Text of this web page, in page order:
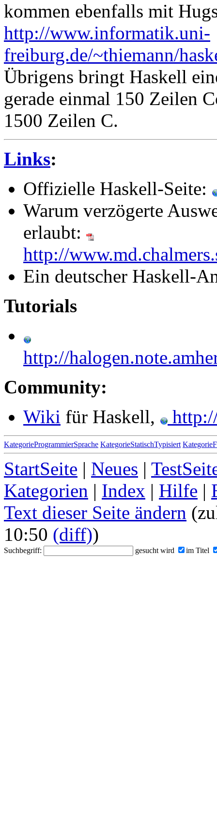
kommen ebenfalls mit
http://www.informatik.uni-
freiburg.de/~thiemann/
Übrigens bringt Haskell
gerade einmal 150 Zeilen
1500 Zeilen C.
Links:
Offizielle Haskell-Seite:
Warum verzögerte
erlaubt:
http://
Ein deutscher Haskell-
Tutorials
http://
Community:
Wiki für Haskell,
KategorieProgrammierSprache KategorieStatischTypisiert
StartSeite | Neues |
Kategorien | Index | Hilfe |
Text dieser Seite ändern
10:50 (diff))
Suchbegriff: gesucht wird im Titel